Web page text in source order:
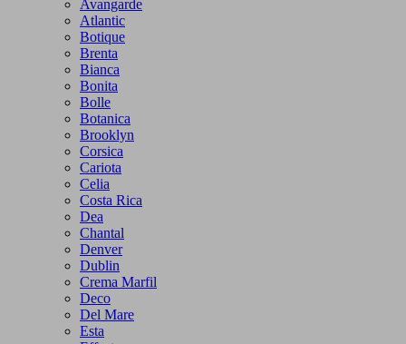
Avangarde
Atlantic
Botique
Brenta
Bianca
Bonita
Bolle
Botanica
Brooklyn
Corsica
Cariota
Celia
Costa Rica
Dea
Chantal
Denver
Dublin
Crema Marfil
Deco
Del Mare
Esta